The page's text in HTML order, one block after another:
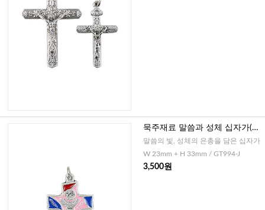
묵주재료 말씀과 성체 십자가(이
태리)-핑크
말씀의 빛, 성체의 은총을 담은 십자가
W 23mm + H 33mm / GT994-J
3,500원